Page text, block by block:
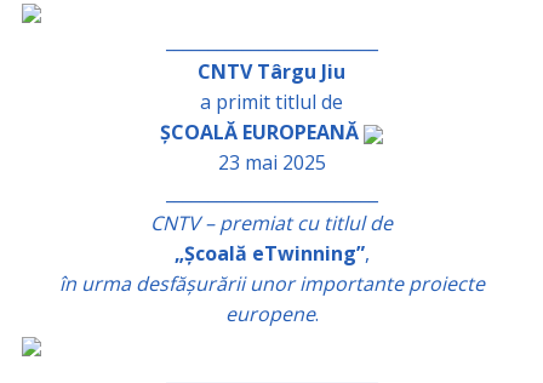
CNTV Târgu Jiu
a primit titlul de
ȘCOALĂ EUROPEANĂ
23 mai 2025
CNTV – premiat cu titlul de
„Școală eTwinning”,
în urma desfășurării unor importante proiecte
europene.